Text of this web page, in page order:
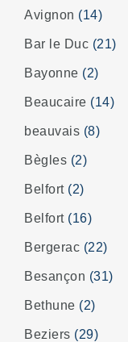
Avignon (14)
Bar le Duc (21)
Bayonne (2)
Beaucaire (14)
beauvais (8)
Bègles (2)
Belfort (2)
Belfort (16)
Bergerac (22)
Besançon (31)
Bethune (2)
Beziers (29)